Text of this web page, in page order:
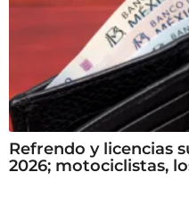
Refrendo y licencias
2026; motociclistas,